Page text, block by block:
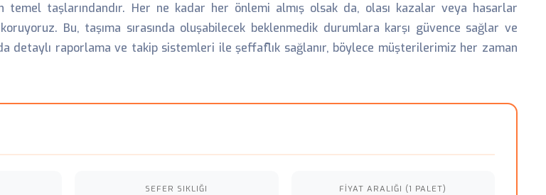
temel taşlarındandır. Her ne kadar her önlemi almış olsak da, olası kazalar veya hasarlar
Bu, taşıma sırasında oluşabilecek beklenmedik durumlara karşı güvence sağlar ve
detaylı raporlama ve takip sistemleri ile şeffaflık sağlanır, böylece müşterilerimiz her zaman
SEFER SIKLIĞI FIYAT ARALIĞI (1 PALET)